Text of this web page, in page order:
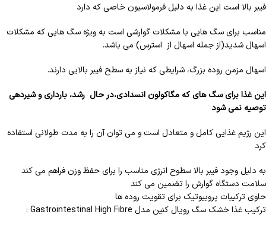
فیبر بالا است این غذا به دلیل فرمولاسیون خاصی که دارد
مناسب برای سگ هایی با مشکلات گوارشی است به ویژه سگ هایی که مشکلات
اسهال شدید(از جمله اسهال از استرس) می باشد.
اسهال مزمن روده بزرگ، شرایطی که نیاز به سطح فیبر بالایی دارند.
این غذا برای سگ های که مگاکولون انسدادی،در حال رشد، بارداری و شیردهی
توصیه نمی شود
این رژیم غذایی کامل و متعادل است و می توان آن را به مدت طولانی استفاده
کرد
به دلیل وجود فیبر بالا سطوح انرژی مناسب را برای حفظ وزن فراهم می کند
سلامت دستگاه گوارش را تضمین می کند
حاوی ترکیبات پروبیوتیک برای تقویت روده ها
ترکیب غذا خشک سگ رویال کنین مدل Gastrointestinal High Fibre :